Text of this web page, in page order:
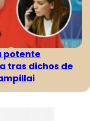
potente
tras dichos de